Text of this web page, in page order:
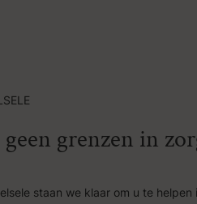
grenzen in
staan we klaar om u te